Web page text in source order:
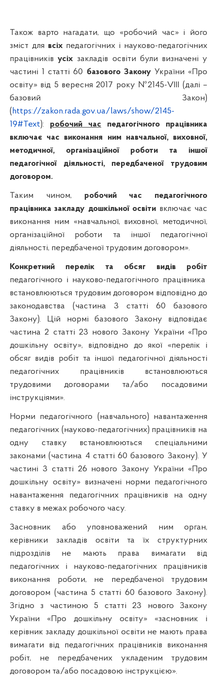
Також варто нагадати, що «робочий час» і його
зміст для всіх педагогічних і науково-педагогічних
працівниківусіх закладів освіти були визначені у
частині 1 статті 60 базового ЗаконуУкраїни «Про
освіту» від 5 вересня 2017 року №2145-VIII (далі –
базовий Закон)
(https://zakon.rada.gov.ua/laws/show/2145-
19#Text): робочий час педагогічного працівника
включає час виконання ним навчальної, виховної,
методичної, організаційної роботи та іншої
педагогічної діяльності, передбаченої трудовим
договором.
Таким чином, робочий час педагогічного
працівника закладу дошкільної освіти включає час
виконання ним «навчальної, виховної, методичної,
організаційної роботи та іншої педагогічної
діяльності, передбаченої трудовим договором».
Конкретний перелік та обсяг видів робіт
педагогічного і науково-педагогічного працівника
встановлюються трудовим договором відповідно до
законодавства (частина 3 статті 60 базового
Закону). Цій нормі базового Закону відповідає
частина 2 статті 23 нового Закону України «Про
дошкільну освіту», відповідно до якої «перелік і
обсяг видів робіт та іншої педагогічної діяльності
педагогічних працівників встановлюються
трудовими договорами та/або посадовими
інструкціями».
Норми педагогічного (навчального) навантаження
педагогічних (науково-педагогічних) працівників на
одну ставку встановлюються спеціальними
законами (частина 4 статті 60 базового Закону). У
частині 3 статті 26 нового Закону України «Про
дошкільну освіту» визначені норми педагогічного
навантаження педагогічних працівників на одну
ставку в межах робочого часу.
Засновник або уповноважений ним орган,
керівники закладів освіти та їх структурних
підрозділів не мають права вимагати від
педагогічних і науково-педагогічних працівників
виконання роботи, не передбаченої трудовим
договором (частина 5 статті 60 базового Закону).
Згідно з частиною 5 статті 23 нового Закону
України «Про дошкільну освіту» «засновник і
керівник закладу дошкільної освіти не мають права
вимагати від педагогічних працівників виконання
робіт, не передбачених укладеним трудовим
договором та/або посадовою інструкцією».